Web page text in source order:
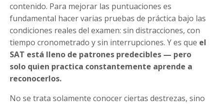
contenido. Para mejorar las puntuaciones es
fundamental hacer varias pruebas de práctica bajo las
condiciones reales del examen: sin distracciones, con
tiempo cronometrado y sin interrupciones. Y es que el
SAT está lleno de patrones predecibles — pero
solo quien practica constantemente aprende a
reconocerlos.
No se trata solamente conocer ciertas destrezas, sino